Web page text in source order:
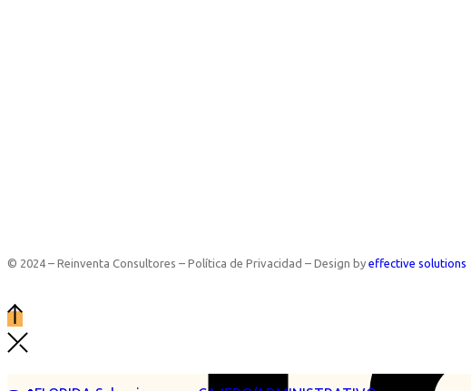
© 2024 – Reinventa Consultores – Política de Privacidad – Design by effective solutions